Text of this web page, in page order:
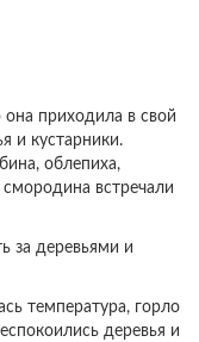
приходила в свой
и кустарники.
облепиха,
встречали
за деревьями и
температура, горло
деревья и